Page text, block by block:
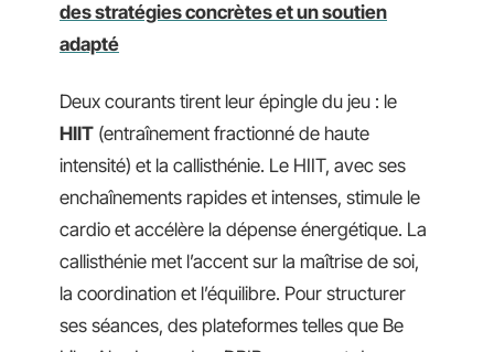
des stratégies concrètes et un soutien
adapté
Deux courants tirent leur épingle du jeu : le
HIIT (entraînement fractionné de haute
intensité) et la callisthénie. Le HIIT, avec ses
enchaînements rapides et intenses, stimule le
cardio et accélère la dépense énergétique. La
callisthénie met l’accent sur la maîtrise de soi,
la coordination et l’équilibre. Pour structurer
ses séances, des plateformes telles que Be